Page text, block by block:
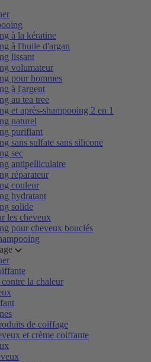
à la kératine
à l'huile d'argan
lissant
volumateur
pour hommes
à l'argent
au tea tree
et après-shampooing 2 en 1
naturel
purifiant
sans sulfate sans silicone
sec
antipelliculaire
réparateur
couleur
hydratant
solide
les cheveux
pour cheveux bouclés
la chaleur
de coiffage
et crème coiffante